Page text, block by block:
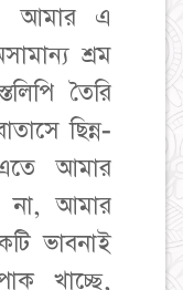
আমার এ
শ্রম
তৈরি
ছিন্ন-
আমার
না, আমার
ভাবনাই
খাচ্ছে,